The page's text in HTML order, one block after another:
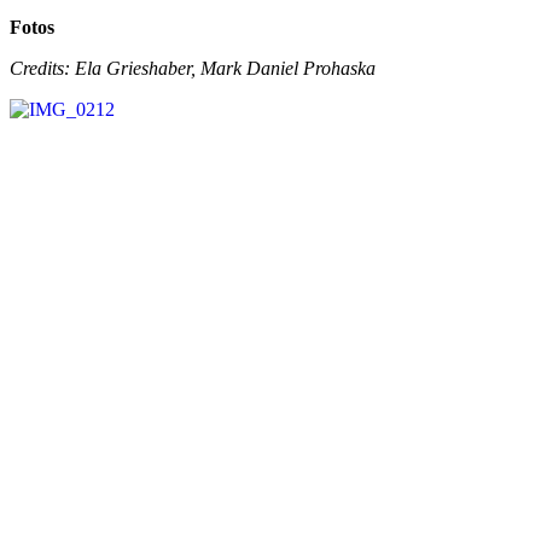
Fotos
Credits: Ela Grieshaber, Mark Daniel Prohaska